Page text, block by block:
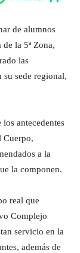
de alumnos
la 5ª Zona,
las
su sede regional,
antecedentes
Cuerpo,
a la
la componen.
real que
Complejo
servicio en la
además de